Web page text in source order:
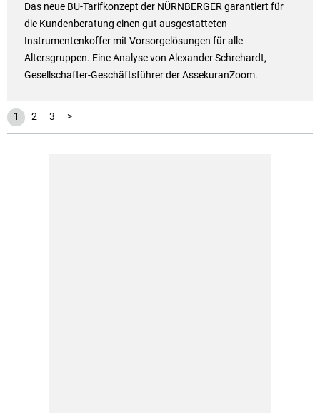
Das neue BU-Tarifkonzept der NÜRNBERGER garantiert für
die Kundenberatung einen gut ausgestatteten
Instrumentenkoffer mit Vorsorgelösungen für alle
Altersgruppen. Eine Analyse von Alexander Schrehardt,
Gesellschafter-Geschäftsführer der AssekuranZoom.
1 2 3 >